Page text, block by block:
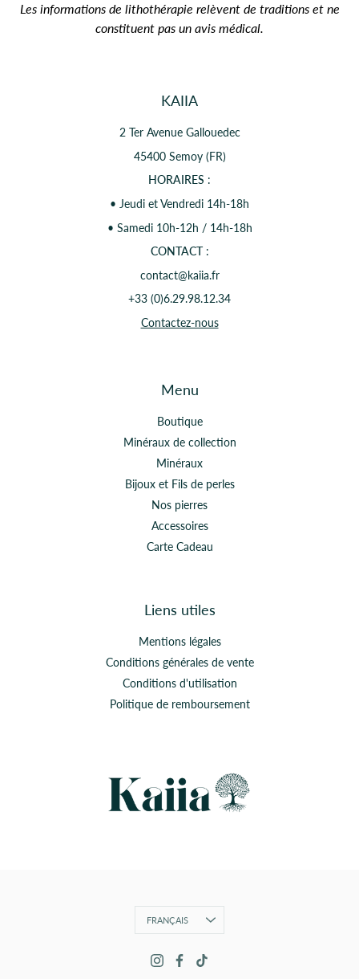
Les informations de lithothérapie relèvent de traditions et ne
constituent pas un avis médical.
KAIIA
2 Ter Avenue Gallouedec
45400 Semoy (FR)
HORAIRES :
• Jeudi et Vendredi 14h-18h
• Samedi 10h-12h / 14h-18h
CONTACT:
contact@kaiia.fr
+33 (0)6.29.98.12.34
Contactez-nous
Menu
Boutique
Minéraux de collection
Minéraux
Bijoux et Fils de perles
Nos pierres
Accessoires
Carte Cadeau
Liens utiles
Mentions légales
Conditions générales de vente
Conditions d'utilisation
Politique de remboursement
Langue
FRANÇAIS